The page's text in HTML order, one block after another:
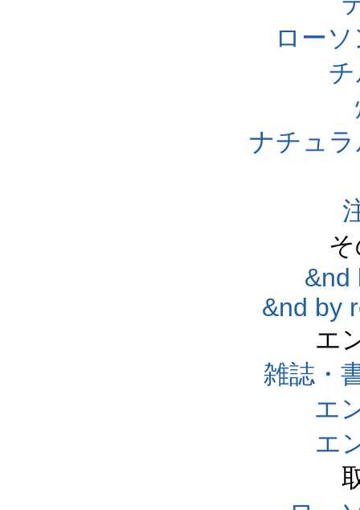
ロー
ナチュ
&nd
&nd by
エ
雑誌・
エ
エ